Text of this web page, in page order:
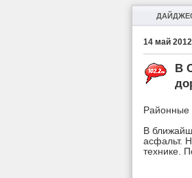
14 май
В
Районные
В
асфальт.
технике.